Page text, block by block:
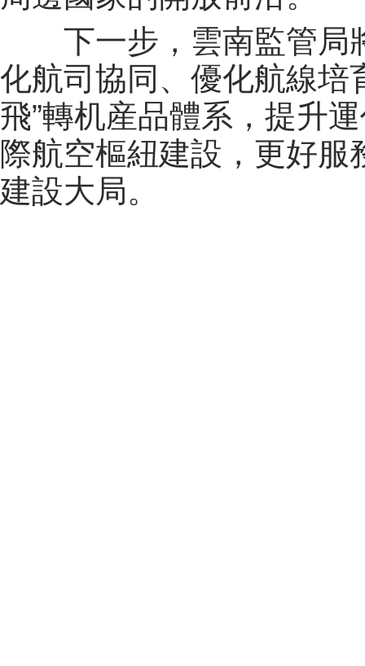
下一步，雲南監管局
化航司協同、優化航線培
飛”轉机産品體系，提升
際航空樞紐建設，更好
建設大局。